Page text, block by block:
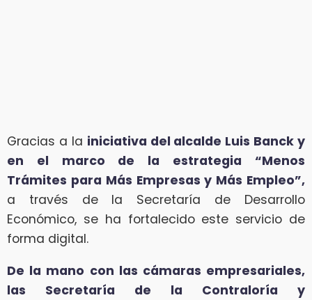
Gracias a la iniciativa del alcalde Luis Banck y
en el marco de la estrategia “Menos
Trámites para Más Empresas y Más Empleo”,
a través de la Secretaría de Desarrollo
Económico, se ha fortalecido este servicio de
forma digital.
De la mano con las cámaras empresariales,
las Secretaría de la Contraloría y